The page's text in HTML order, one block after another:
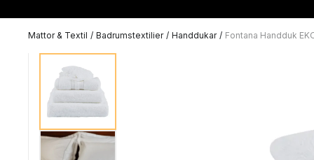
Mattor & Textil / Badrumstextilier / Handdukar / Fontana Handduk